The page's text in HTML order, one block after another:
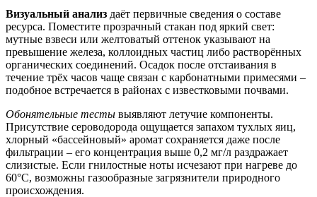
Визуальный анализ даёт первичные сведения о составе
ресурса. Поместите прозрачный стакан под яркий свет:
мутные взвеси или желтоватый оттенок указывают на
превышение железа, коллоидных частиц либо растворённых
органических соединений. Осадок после отстаивания в
течение трёх часов чаще связан с карбонатными примесями –
подобное встречается в районах с известковыми почвами.
Обонятельные тесты выявляют летучие компоненты.
Присутствие сероводорода ощущается запахом тухлых яиц,
хлорный «бассейновый» аромат сохраняется даже после
фильтрации – его концентрация выше 0,2 мг/л раздражает
слизистые. Если гнилостные ноты исчезают при нагреве до
60°C, возможны газообразные загрязнители природного
происхождения.